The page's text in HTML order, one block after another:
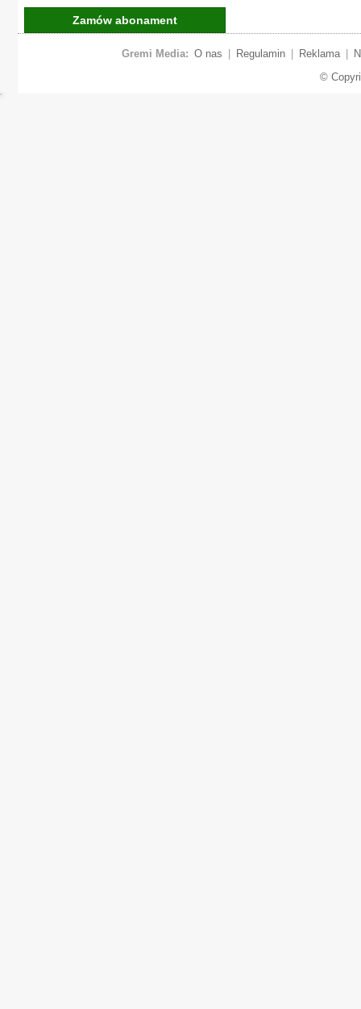
Zamów abonament
Gremi Media: O nas Regulamin Reklama
©